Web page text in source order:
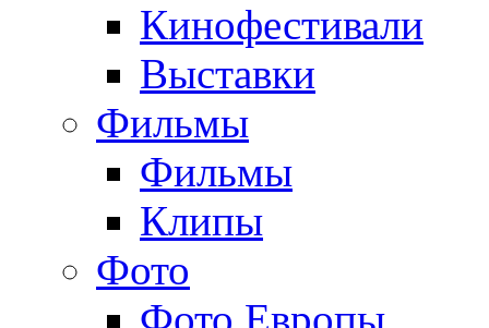
Кинофестивали
Выставки
Фильмы
Фильмы
Клипы
Фото
Фото Европы